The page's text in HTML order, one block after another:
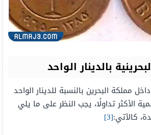
بالدينار الواحد
مملكة البحرين بالنسبة للدينار الواحد
الأكثر تداولًا، يجب النظر على ما يلي
كالآتي:[3]